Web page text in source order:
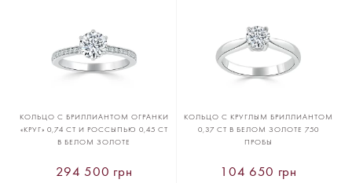
КОЛЬЦО С БРИЛЛИАНТОМ ОГРАНКИ
«КРУГ» 0,74 CT И РОССЫПЬЮ 0,45 CT
В БЕЛОМ ЗОЛОТЕ
294 500 грн
КОЛЬЦО С КРУГЛЫМ БРИЛЛИАНТОМ
0,37 CT В БЕЛОМ ЗОЛОТЕ 750
ПРОБЫ
104 650 грн